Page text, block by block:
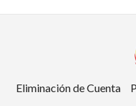
Eliminación de Cuenta